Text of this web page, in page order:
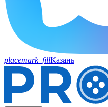
placemark_fillКазань